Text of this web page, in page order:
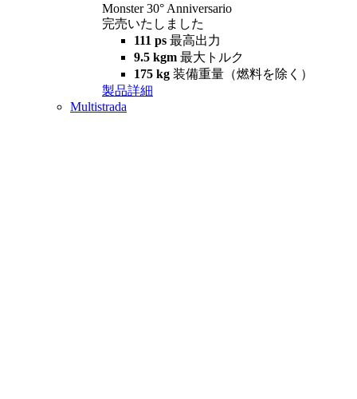
Monster 30° Anniversario
完売いたしました
111 ps 最高出力
9.5 kgm 最大トルク
175 kg 装備重量（燃料を除く）
製品詳細
Multistrada